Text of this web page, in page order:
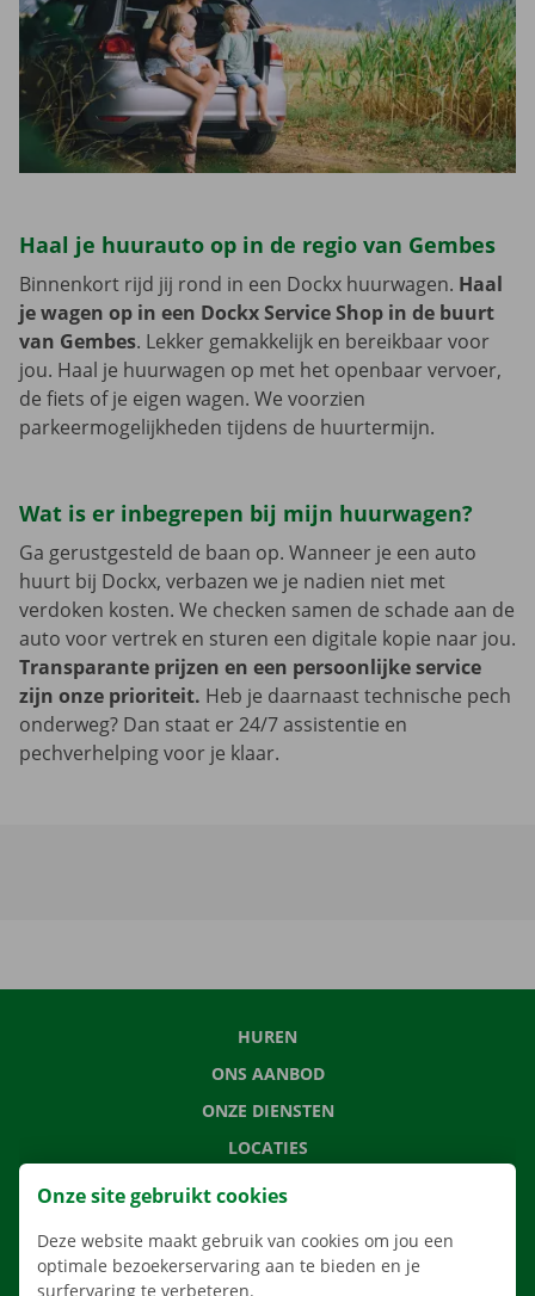
Haal je huurauto op in de regio van Gembes
Binnenkort rijd jij rond in een Dockx huurwagen. Haal
je wagen op in een Dockx Service Shop in de buurt
van Gembes. Lekker gemakkelijk en bereikbaar voor
jou. Haal je huurwagen op met het openbaar vervoer,
de fiets of je eigen wagen. We voorzien
parkeermogelijkheden tijdens de huurtermijn.
Wat is er inbegrepen bij mijn huurwagen?
Ga gerustgesteld de baan op. Wanneer je een auto
huurt bij Dockx, verbazen we je nadien niet met
verdoken kosten. We checken samen de schade aan de
auto voor vertrek en sturen een digitale kopie naar jou.
Transparante prijzen en een persoonlijke service
zijn onze prioriteit. Heb je daarnaast technische pech
onderweg? Dan staat er 24/7 assistentie en
pechverhelping voor je klaar.
HUREN
ONS AANBOD
ONZE DIENSTEN
LOCATIES
APP
Onze site gebruikt cookies
Deze website maakt gebruik van cookies om jou een
optimale bezoekerservaring aan te bieden en je
surfervaring te verbeteren.